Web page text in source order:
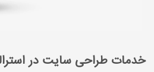
خدمات طراحی سایت در